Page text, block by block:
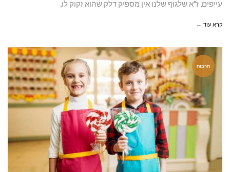
עייפים, ז"א שלגוף שלנו אין מספיק דלק שהוא זקוק לו,
קרא עוד ←
תרבות